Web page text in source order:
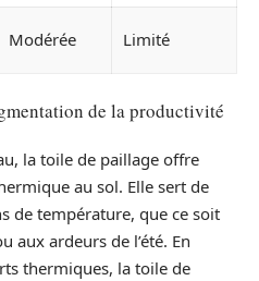
Modérée Limité
de la productivité
la toile de paillage offre
au sol. Elle sert de
de température, que ce soit
aux ardeurs de l’été. En
thermiques, la toile de